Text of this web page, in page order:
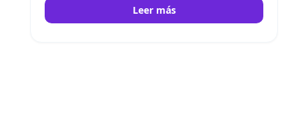
Leer más